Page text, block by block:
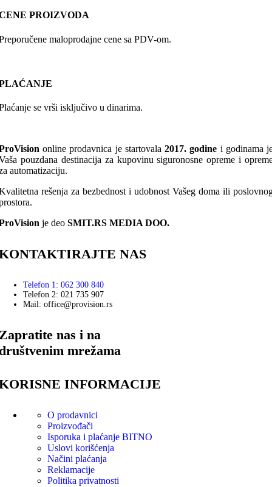
PROIZVODA
maloprodajne cene sa PDV-om.
se vrši isključivo u dinarima.
online prodavnica je startovala2017. godine i godinama
pouzdana destinacija za kupovinu siguronosne opreme i
automatizaciju.
rešenja za bezbednost i udobnost Vašeg doma ili
je deo SMIT.RS MEDIA DOO.
NAS
Telefon 1: 062 300 840
Telefon 2: 021 735 907
Mail: office@provision.rs
nas i na
mrežama
INFORMACIJE
O prodavnici
Proizvođači
Isporuka i plaćanje BITNO
Uslovi korišćenja
Načini plaćanja
Reklamacije
Politika privatnosti